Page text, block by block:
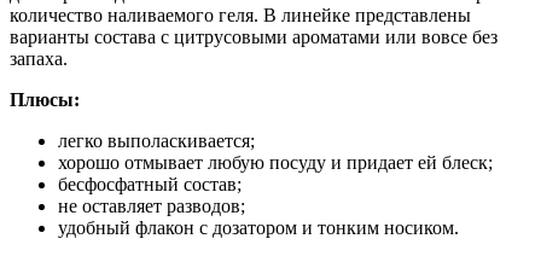
количество наливаемого геля. В линейке представлены
варианты состава с цитрусовыми ароматами или вовсе без
запаха.
Плюсы:
легко выполаскивается;
хорошо отмывает любую посуду и придает ей блеск;
бесфосфатный состав;
не оставляет разводов;
удобный флакон с дозатором и тонким носиком.